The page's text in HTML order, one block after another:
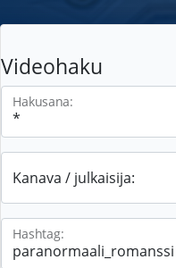
Videohaku
Hakusana:
Kanava / julkaisija:
Hashtag: